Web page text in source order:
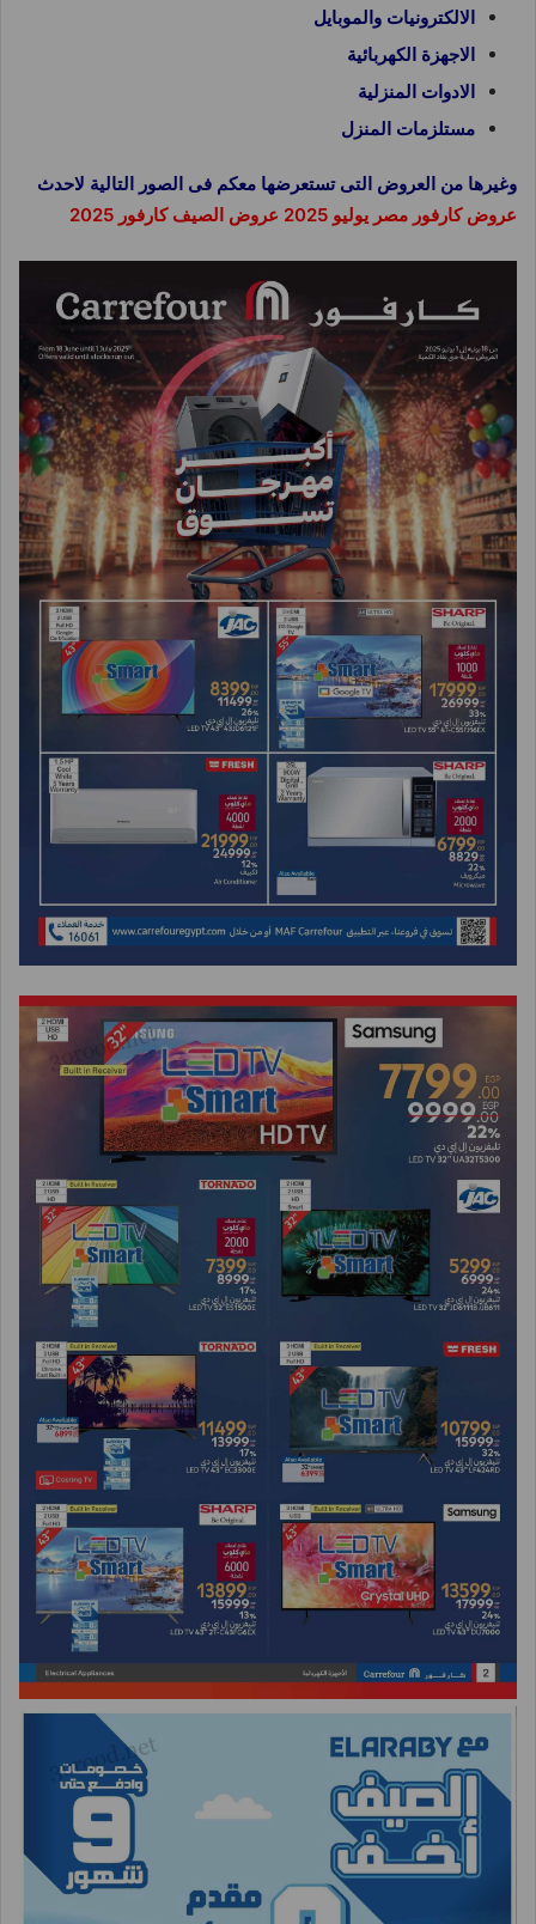
الالكترونيات والموبايل
الاجهزة الكهربائية
الادوات المنزلية
مستلزمات المنزل
وغيرها من العروض التى تستعرضها معكم فى الصور التالية لاحدث
عروض كارفور مصر يوليو 2025 عروض الصيف كارفور 2025